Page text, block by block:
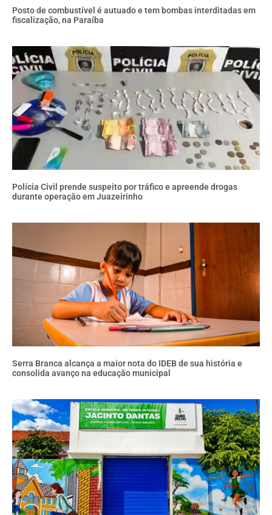
Posto de combustível é autuado e tem bombas interditadas em
fiscalização, na Paraíba
Polícia Civil prende suspeito por tráfico e apreende drogas
durante operação em Juazeirinho
Serra Branca alcança a maior nota do IDEB de sua história e
consolida avanço na educação municipal